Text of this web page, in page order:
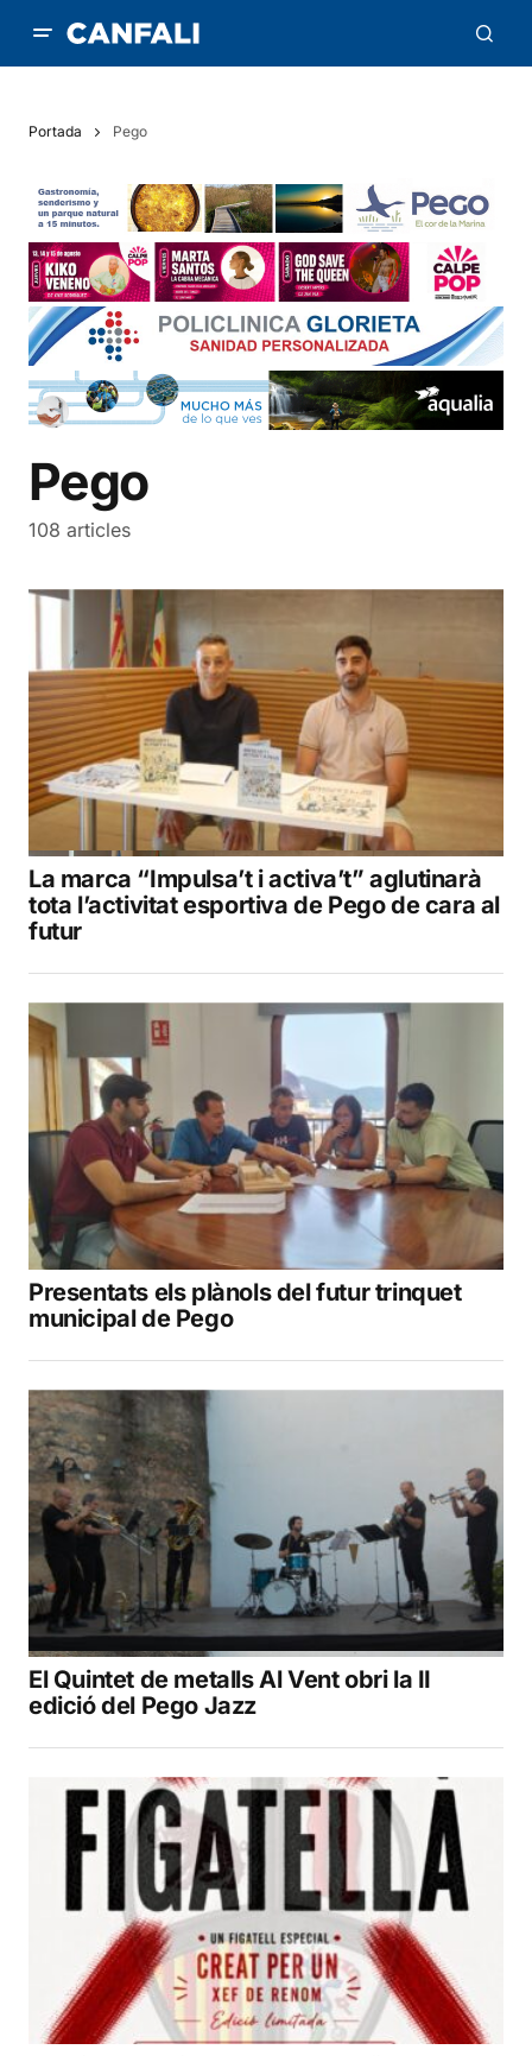
Portada Pego
Pego
108 articles
La marca “Impulsa’t i activa’t” aglutinarà
tota l’activitat esportiva de Pego de cara al
futur
Presentats els plànols del futur trinquet
municipal de Pego
El Quintet de metalls Al Vent obri la II
edició del Pego Jazz